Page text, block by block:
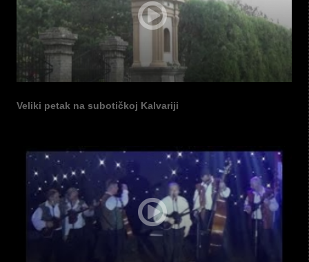
Veliki petak na subotičkoj Kalvariji